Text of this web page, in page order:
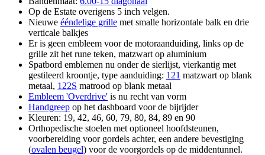
Op de Estate overigens 5 inch velgen.
Nieuwe ééndelige grille met smalle horizontale balk en drie
verticale balkjes
Er is geen embleem voor de motoraanduiding, links op de
grille zit het rune teken, matzwart op aluminium
Spatbord emblemen nu onder de sierlijst, vierkantig met
gestileerd kroontje, type aanduiding: 121 matzwart op blank
metaal, 122S matrood op blank metaal
Embleem 'Overdrive' is nu recht van vorm
Handgreep op het dashboard voor de bijrijder
Kleuren: 19, 42, 46, 60, 79, 80, 84, 89 en 90
Orthopedische stoelen met optioneel hoofdsteunen,
voorbereiding voor gordels achter, een andere bevestiging
(ovalen beugel) voor de voorgordels op de middentunnel.